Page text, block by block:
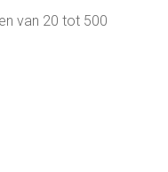
van 20 tot 500